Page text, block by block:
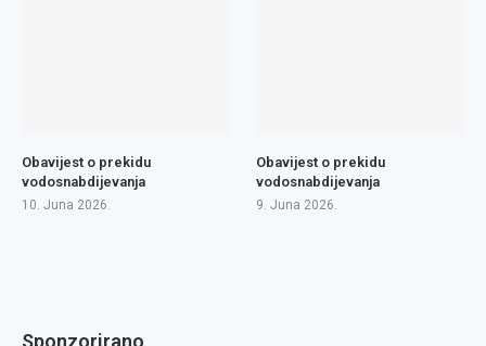
Obavijest o prekidu
vodosnabdijevanja
10. Juna 2026.
Obavijest o prekidu
vodosnabdijevanja
9. Juna 2026.